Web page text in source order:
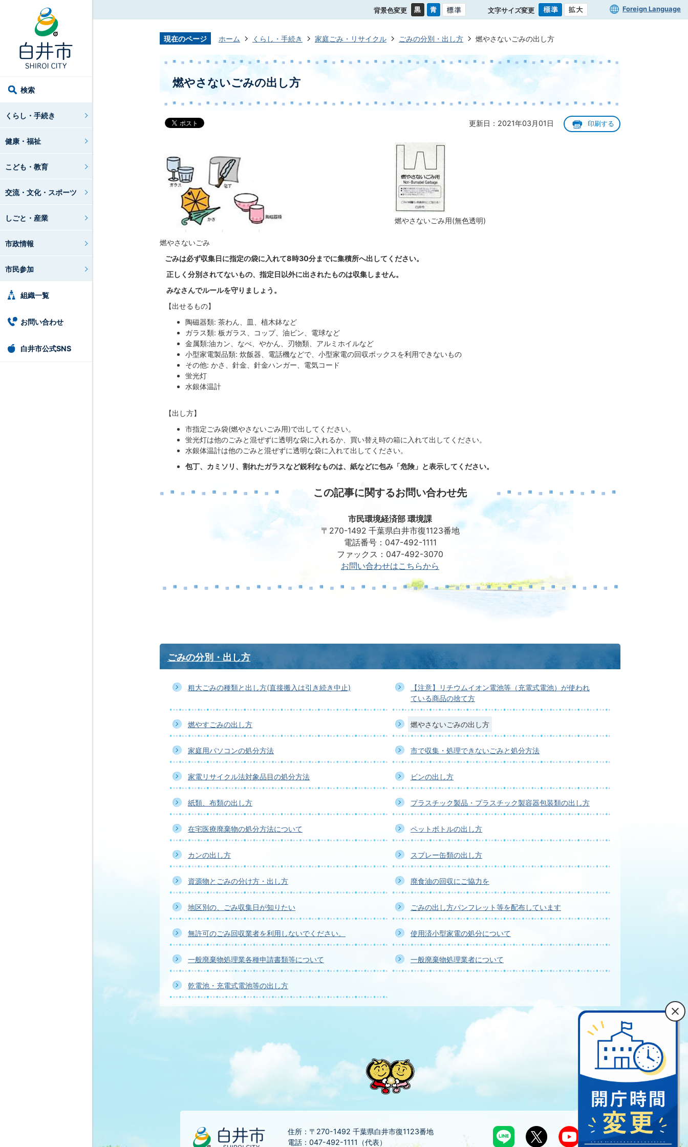
検索
くらし・手続き
健康・福祉
こども・教育
交流・文化・スポーツ
しごと・産業
市政情報
市民参加
組織一覧
お問い合わせ
白井市公式SNS
背景色変更 文字サイズ変更 Foreign Language
現在のページ ホーム くらし・手続き 家庭ごみ・リサイクル ごみの分別・出し方 燃やさないごみの出し方
燃やさないごみの出し方
更新日：2021年03月01日 印刷する
燃やさないごみ
燃やさないごみ用(無色透明)
ごみは必ず収集日に指定の袋に入れて8時30分までに集積所へ出してください。
正しく分別されてないもの、指定日以外に出されたものは収集しません。
みなさんでルールを守りましょう。
【出せるもの】
陶磁器類: 茶わん、皿、植木鉢など
ガラス類: 板ガラス、コップ、油ビン、電球など
金属類:油カン、なべ、やかん、刃物類、アルミホイルなど
小型家電製品類: 炊飯器、電話機などで、小型家電の回収ボックスを利用できないもの
その他: かさ、針金、針金ハンガー、電気コード
蛍光灯
水銀体温計
【出し方】
市指定ごみ袋(燃やさないごみ用)で出してください。
蛍光灯は他のごみと混ぜずに透明な袋に入れるか、買い替え時の箱に入れて出してください。
水銀体温計は他のごみと混ぜずに透明な袋に入れて出してください。
包丁、カミソリ、割れたガラスなど鋭利なものは、紙などに包み「危険」と表示してください。
この記事に関するお問い合わせ先
市民環境経済部 環境課
〒270-1492 千葉県白井市復1123番地
電話番号：047-492-1111
ファックス：047-492-3070
お問い合わせはこちらから
ごみの分別・出し方
粗大ごみの種類と出し方(直接搬入は引き続き中止)
【注意】リチウムイオン電池等（充電式電池）が使われ
ている商品の捨て方
燃やすごみの出し方 燃やさないごみの出し方
家庭用パソコンの処分方法 市で収集・処理できないごみと処分方法
家電リサイクル法対象品目の処分方法 ビンの出し方
紙類、布類の出し方 プラスチック製品・プラスチック製容器包装類の出し方
在宅医療廃棄物の処分方法について ペットボトルの出し方
カンの出し方 スプレー缶類の出し方
資源物とごみの分け方・出し方 廃食油の回収にご協力を
地区別の、ごみ収集日が知りたい ごみの出し方パンフレット等を配布しています
無許可のごみ回収業者を利用しないでください。 使用済小型家電の処分について
一般廃棄物処理業各種申請書類等について 一般廃棄物処理業者について
乾電池・充電式電池等の出し方
住所：〒270-1492 千葉県白井市復1123番地
電話：047-492-1111（代表）